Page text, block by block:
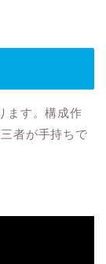
ます。構成作
者が手持ちで